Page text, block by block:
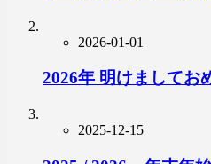
2026-01-01
2026年 明けましてお
2025-12-15